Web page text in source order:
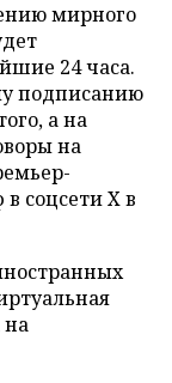
мирного
24 часа.
подписанию
а на
на
соцсети X в
на